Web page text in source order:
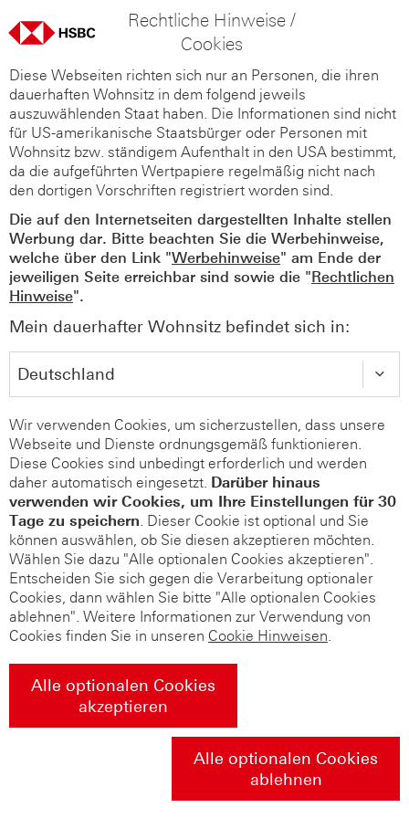
Rechtliche Hinweise /
Cookies
Diese Webseiten richten sich nur an Personen, die ihren
dauerhaften Wohnsitz in dem folgend jeweils
auszuwählenden Staat haben. Die Informationen sind nicht
für US-amerikanische Staatsbürger oder Personen mit
Wohnsitz bzw. ständigem Aufenthalt in den USA bestimmt,
da die aufgeführten Wertpapiere regelmäßig nicht nach
den dortigen Vorschriften registriert worden sind.
Die auf den Internetseiten dargestellten Inhalte stellen
Werbung dar. Bitte beachten Sie die Werbehinweise,
welche über den Link "Werbehinweise" am Ende der
jeweiligen Seite erreichbar sind sowie die "Rechtlichen
Hinweise".
Mein dauerhafter Wohnsitz befindet sich in:
Wir verwenden Cookies, um sicherzustellen, dass unsere
Webseite und Dienste ordnungsgemäß funktionieren.
Diese Cookies sind unbedingt erforderlich und werden
daher automatisch eingesetzt. Darüber hinaus
verwenden wir Cookies, um Ihre Einstellungen für 30
Tage zu speichern. Dieser Cookie ist optional und Sie
können auswählen, ob Sie diesen akzeptieren möchten.
Wählen Sie dazu "Alle optionalen Cookies akzeptieren".
Entscheiden Sie sich gegen die Verarbeitung optionaler
Cookies, dann wählen Sie bitte "Alle optionalen Cookies
ablehnen". Weitere Informationen zur Verwendung von
Cookies finden Sie in unseren Cookie Hinweisen.
Alle optionalen Cookies
akzeptieren
Alle optionalen Cookies
ablehnen